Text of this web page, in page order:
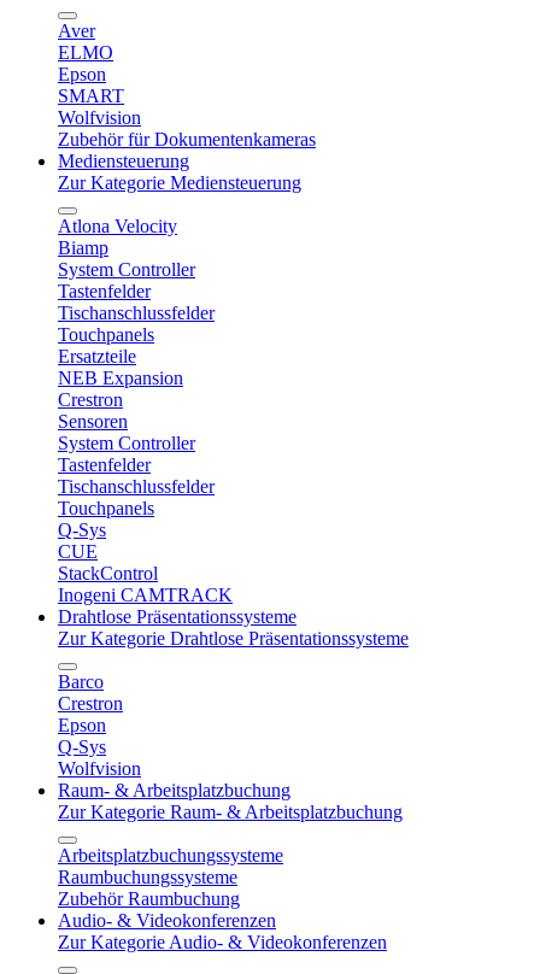
Aver
ELMO
Epson
SMART
Wolfvision
Zubehör für Dokumentenkameras
Mediensteuerung
Zur Kategorie Mediensteuerung
Atlona Velocity
Biamp
System Controller
Tastenfelder
Tischanschlussfelder
Touchpanels
Ersatzteile
NEB Expansion
Crestron
Sensoren
System Controller
Tastenfelder
Tischanschlussfelder
Touchpanels
Q-Sys
CUE
StackControl
Inogeni CAMTRACK
Drahtlose Präsentationssysteme
Zur Kategorie Drahtlose Präsentationssysteme
Barco
Crestron
Epson
Q-Sys
Wolfvision
Raum- & Arbeitsplatzbuchung
Zur Kategorie Raum- & Arbeitsplatzbuchung
Arbeitsplatzbuchungssysteme
Raumbuchungssysteme
Zubehör Raumbuchung
Audio- & Videokonferenzen
Zur Kategorie Audio- & Videokonferenzen